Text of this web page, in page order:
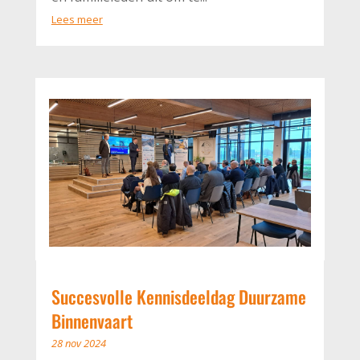
Lees meer
Succesvolle Kennisdeeldag Duurzame
Binnenvaart
28 nov 2024